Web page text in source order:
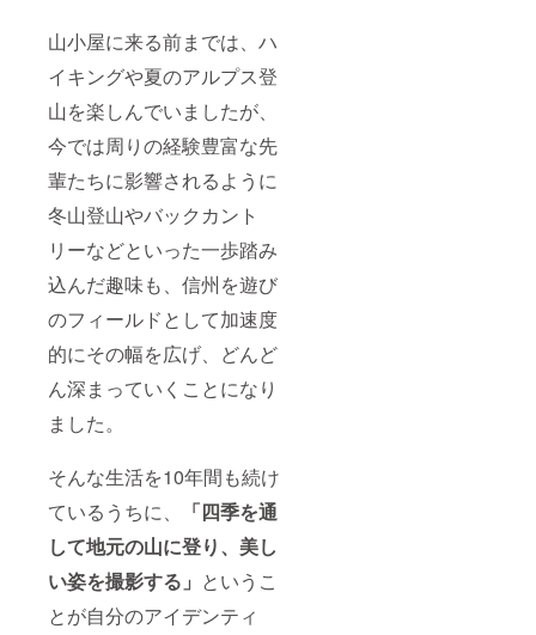
山小屋に来る前までは、ハ
イキングや夏のアルプス登
山を楽しんでいましたが、
今では周りの経験豊富な先
輩たちに影響されるように
冬山登山やバックカント
リーなどといった一歩踏み
込んだ趣味も、信州を遊び
のフィールドとして加速度
的にその幅を広げ、どんど
ん深まっていくことになり
ました。
そんな生活を10年間も続け
ているうちに、
「四季を通
して地元の山に登り、美し
い姿を撮影する」 というこ
とが自分のアイデンティ